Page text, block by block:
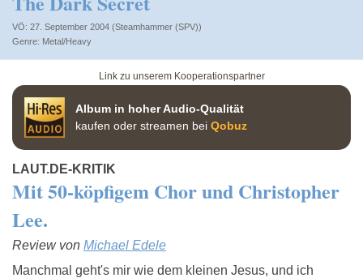
VÖ: 27. September 2004 (Steamhammer (SPV))
Metal/Heavy
Link zu unserem Kooperationspartner
Album in hoher Audio-Qualität
kaufen oder streamen bei Qobuz
LAUT.DE-KRITIK
Mit 50-köpfigem Chor und Christopher
Lee.
Review von Michael Edele
Manchmal geht's mir wie dem kleinen Jesus, und ich